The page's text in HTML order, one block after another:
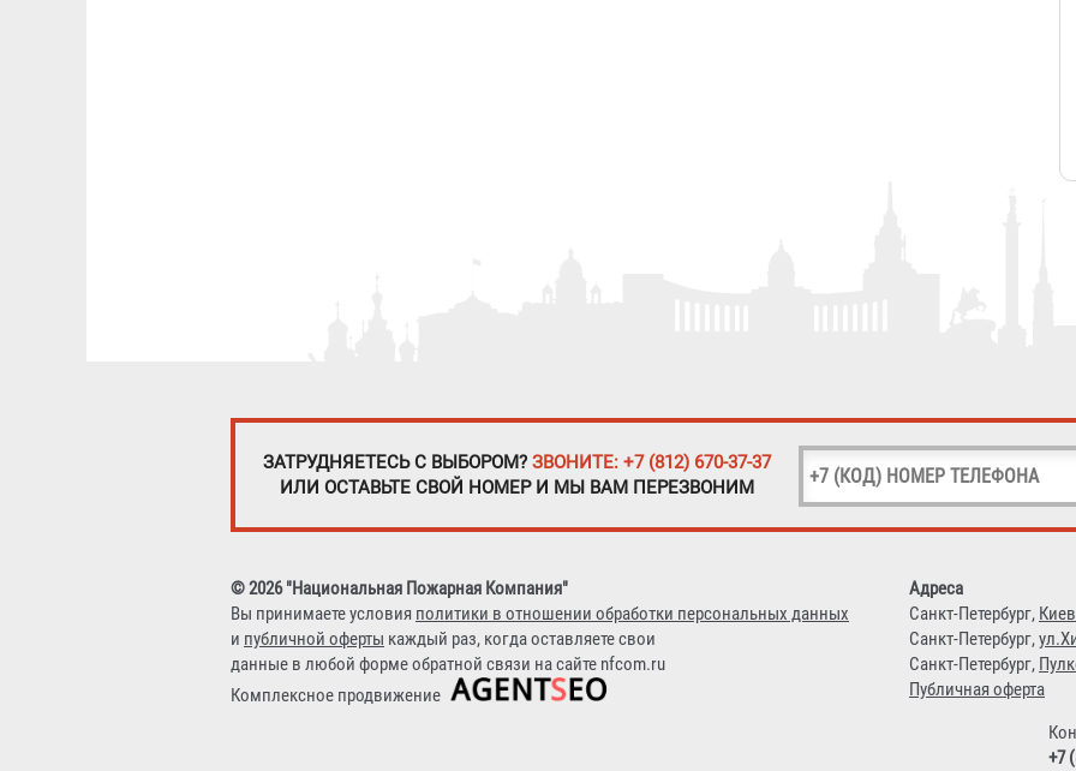
ЗАТРУДНЯЕТЕСЬ С ВЫБОРОМ? ЗВОНИТЕ: +7 (812) 670-37-37
ИЛИ ОСТАВЬТЕ СВОЙ НОМЕР И МЫ ВАМ ПЕРЕЗВОНИМ
© 2026 "Национальная Пожарная Компания"
Вы принимаете условия политики в отношении обработки персональных данных
и публичной оферты каждый раз, когда оставляете свои
данные в любой форме обратной связи на сайте nfcom.ru
Комплексное продвижение
Адреса
Санкт-Петербург,
Санкт-Петербург,
Санкт-Петербург,
Публичная оферта
+7